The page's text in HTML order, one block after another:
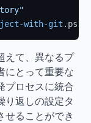
with-git .ps1
えて、異なるプ
にとって重要な
プロセスに統合
り返しの設定タ
せることができ